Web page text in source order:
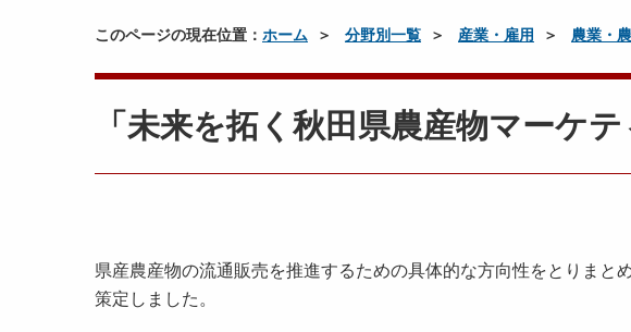
このページの現在位置： ホーム 分野別一覧 産業・雇用 農業・
「未来を拓く秋田県農産物マーケ
県産農産物の流通販売を推進するための具体的な方向性をとりまと
策定しました。